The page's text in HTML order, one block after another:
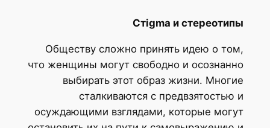
Стigma и
Обществу сложно принять идею о
что женщины могут свободно и
выбирать этот образ жизни.
сталкиваются с
осуждающими взглядами, которые